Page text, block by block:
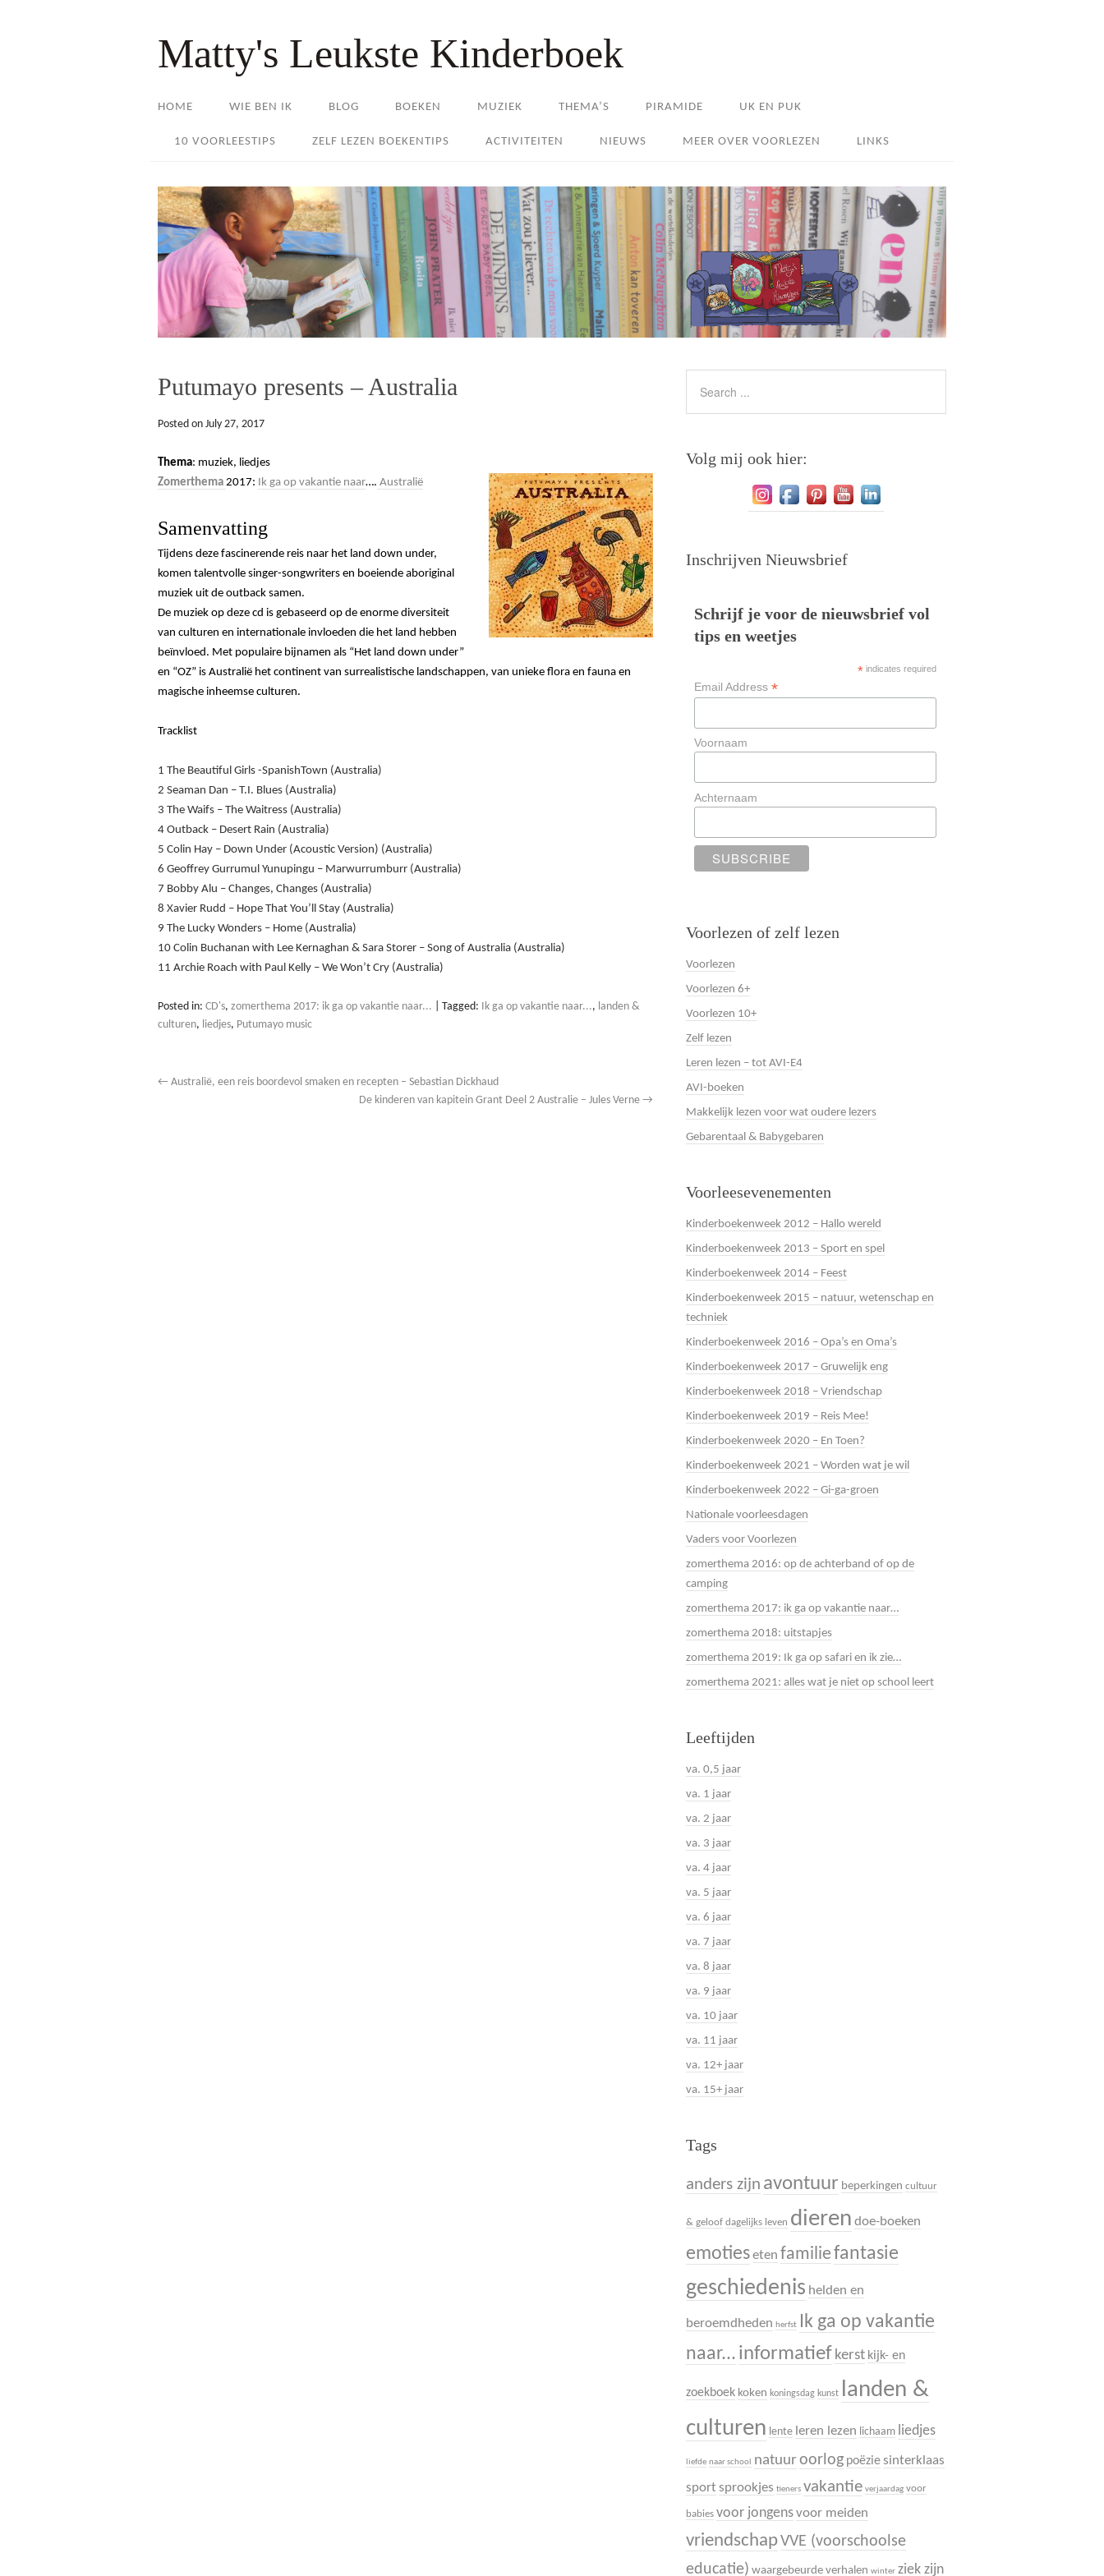
Matty's Leukste Kinderboek
HOME WIE BEN IK BLOG BOEKEN MUZIEK THEMA’S PIRAMIDE UK EN PUK
10 VOORLEESTIPS ZELF LEZEN BOEKENTIPS ACTIVITEITEN NIEUWS MEER OVER VOORLEZEN LINKS
Putumayo presents – Australia
Posted on July 27, 2017
Thema: muziek, liedjes
Zomerthema 2017: Ik ga op vakantie naar…. Australië
Samenvatting
Tijdens deze fascinerende reis naar het land down under,
komen talentvolle singer-songwriters en boeiende aboriginal
muziek uit de outback samen.
De muziek op deze cd is gebaseerd op de enorme diversiteit
van culturen en internationale invloeden die het land hebben
beïnvloed. Met populaire bijnamen als “Het land down under”
en “OZ” is Australië het continent van surrealistische landschappen, van unieke flora en fauna en
magische inheemse culturen.
Tracklist
1 The Beautiful Girls -SpanishTown (Australia)
2 Seaman Dan – T.I. Blues (Australia)
3 The Waifs – The Waitress (Australia)
4 Outback – Desert Rain (Australia)
5 Colin Hay – Down Under (Acoustic Version) (Australia)
6 Geoffrey Gurrumul Yunupingu – Marwurrumburr (Australia)
7 Bobby Alu – Changes, Changes (Australia)
8 Xavier Rudd – Hope That You’ll Stay (Australia)
9 The Lucky Wonders – Home (Australia)
10 Colin Buchanan with Lee Kernaghan & Sara Storer – Song of Australia (Australia)
11 Archie Roach with Paul Kelly – We Won’t Cry (Australia)
Posted in: CD's, zomerthema 2017: ik ga op vakantie naar... Tagged: Ik ga op vakantie naar..., landen &
culturen, liedjes, Putumayo music
← Australië, een reis boordevol smaken en recepten – Sebastian Dickhaud
De kinderen van kapitein Grant Deel 2 Australie – Jules Verne→
Volg mij ook hier:
Inschrijven Nieuwsbrief
Schrijf je voor de nieuwsbrief vol
tips en weetjes
*indicates required
Email Address *
Voornaam
Achternaam
Voorlezen of zelf lezen
Voorlezen
Voorlezen 6+
Voorlezen 10+
Zelf lezen
Leren lezen – tot AVI-E4
AVI-boeken
Makkelijk lezen voor wat oudere lezers
Gebarentaal & Babygebaren
Voorleesevenementen
Kinderboekenweek 2012 – Hallo wereld
Kinderboekenweek 2013 – Sport en spel
Kinderboekenweek 2014 – Feest
Kinderboekenweek 2015 – natuur, wetenschap en
techniek
Kinderboekenweek 2016 – Opa’s en Oma’s
Kinderboekenweek 2017 – Gruwelijk eng
Kinderboekenweek 2018 – Vriendschap
Kinderboekenweek 2019 – Reis Mee!
Kinderboekenweek 2020 – En Toen?
Kinderboekenweek 2021 – Worden wat je wil
Kinderboekenweek 2022 – Gi-ga-groen
Nationale voorleesdagen
Vaders voor Voorlezen
zomerthema 2016: op de achterband of op de
camping
zomerthema 2017: ik ga op vakantie naar…
zomerthema 2018: uitstapjes
zomerthema 2019: Ik ga op safari en ik zie…
zomerthema 2021: alles wat je niet op school leert
Leeftijden
va. 0,5 jaar
va. 1 jaar
va. 2 jaar
va. 3 jaar
va. 4 jaar
va. 5 jaar
va. 6 jaar
va. 7 jaar
va. 8 jaar
va. 9 jaar
va. 10 jaar
va. 11 jaar
va. 12+ jaar
va. 15+ jaar
Tags
anders zijn avontuur beperkingen cultuur
& geloof dagelijks leven dieren doe-boeken
emotieseten familie fantasie
geschiedenis helden en
beroemdheden herfst
Ik ga op vakantie
naar... informatief kerst kijk- en
zoekboek koken koningsdag kunst
landen &
culturen lente leren lezen lichaam liedjes
liefde naar school natuur oorlog poëzie sinterklaas
sport sprookjes tieners vakantie verjaardag voor
babies voor jongensvoor meiden
vriendschapVVE (voorschoolse
educatie) waargebeurde verhalen winter ziek zijn